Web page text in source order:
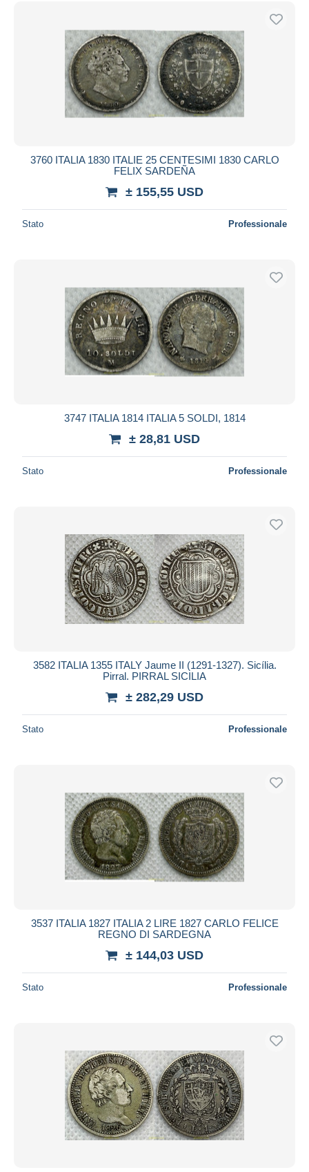
Metodi di pagamento
PayPal
Bonifico bancario
Visa
Mastercard
Residenza del venditore
Aggiorna
3760 ITALIA 1830 ITALIE 25 CENTESIMI 1830 CARLO
FELIX SARDEÑA
± 155,55 USD
Stato Professionale
3747 ITALIA 1814 ITALIA 5 SOLDI, 1814
± 28,81 USD
Stato Professionale
3582 ITALIA 1355 ITALY Jaume II (1291-1327). Sicília.
Pirral. PIRRAL SICILIA
± 282,29 USD
Stato Professionale
3537 ITALIA 1827 ITALIA 2 LIRE 1827 CARLO FELICE
REGNO DI SARDEGNA
± 144,03 USD
Stato Professionale